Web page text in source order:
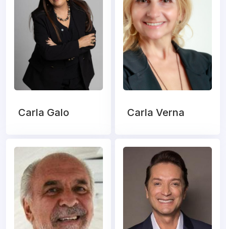
Carla Galo Carla Verna